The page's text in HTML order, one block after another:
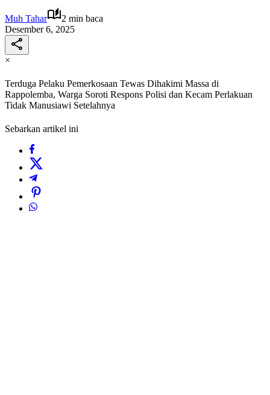
Muh Tahar
2 min baca
Desember 6, 2025
×
Terduga Pelaku Pemerkosaan Tewas Dihakimi Massa di
Rappolemba, Warga Soroti Respons Polisi dan Kecam Perlakuan
Tidak Manusiawi Setelahnya
Sebarkan artikel ini